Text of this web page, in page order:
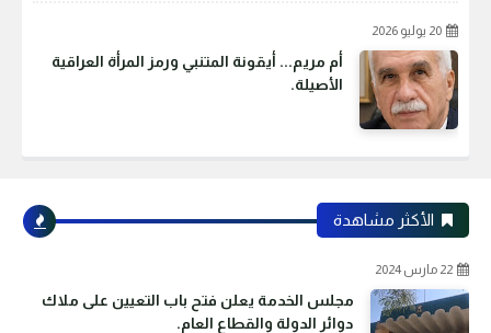
20 يوليو 2026
أم مريم... أيقونة المتنبي ورمز المرأة العراقية
الأصيلة.
الأكثر مشاهدة
22 مارس 2024
مجلس الخدمة يعلن فتح باب التعيين على ملاك
دوائر الدولة والقطاع العام.